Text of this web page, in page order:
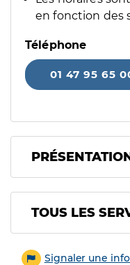
en fonction des
Téléphone
01 47 95 65
Tous les
TOUS LES
Signaler une